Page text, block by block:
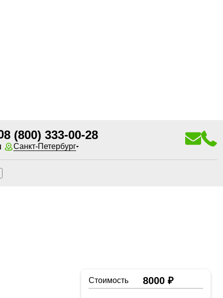
8 (800) 333-00-28
Санкт-Петербург
Стоимость 8000 ₽